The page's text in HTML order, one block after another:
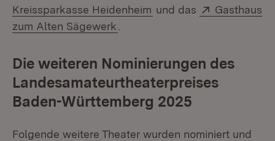
Kreissparkasse Heidenheim (Öffnet in neuem
und das Extern:
Gasthaus
zum Alten Sägewerk
Die weiteren Nominierungen des
Landesamateurtheaterpreises
Baden-Württemberg 2025
Folgende weitere Theater wurden nominiert und